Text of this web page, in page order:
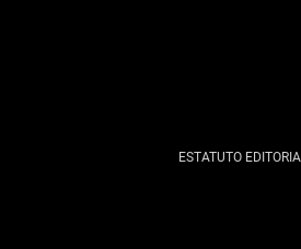
ESTATUTO